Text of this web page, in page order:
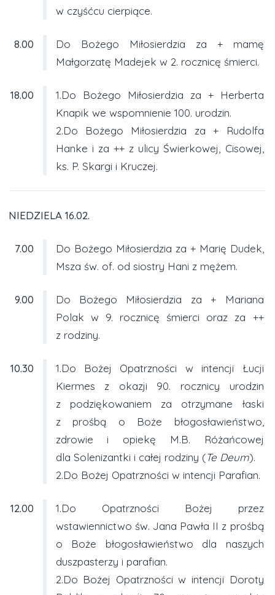
w czyśćcu cierpiące.
8.00
Do Bożego Miłosierdzia za + mamę
Małgorzatę Madejek w 2. rocznicę śmierci.
18.00
1.Do Bożego Miłosierdzia za + Herberta
Knapik we wspomnienie 100. urodzin.
2.Do Bożego Miłosierdzia za + Rudolfa
Hanke i za ++ z ulicy Świerkowej, Cisowej,
ks. P. Skargi i Kruczej.
NIEDZIELA 16.02.
7.00
Do Bożego Miłosierdzia za + Marię Dudek,
Msza św. of. od siostry Hani z mężem.
9.00
Do Bożego Miłosierdzia za + Mariana
Polak w 9. rocznicę śmierci oraz za ++
z rodziny.
10.30
1.Do Bożej Opatrzności w intencji Łucji
Kiermes z okazji 90. rocznicy urodzin
z podziękowaniem za otrzymane łaski
z prośbą o Boże błogosławieństwo,
zdrowie i opiekę M.B. Różańcowej
dla Solenizantki i całej rodziny (Te Deum).
2.Do Bożej Opatrzności w intencji Parafian.
12.00
1.Do Opatrzności Bożej przez
wstawiennictwo św. Jana Pawła II z prośbą
o Boże błogosławieństwo dla naszych
duszpasterzy i parafian.
2.Do Bożej Opatrzności w intencji Doroty